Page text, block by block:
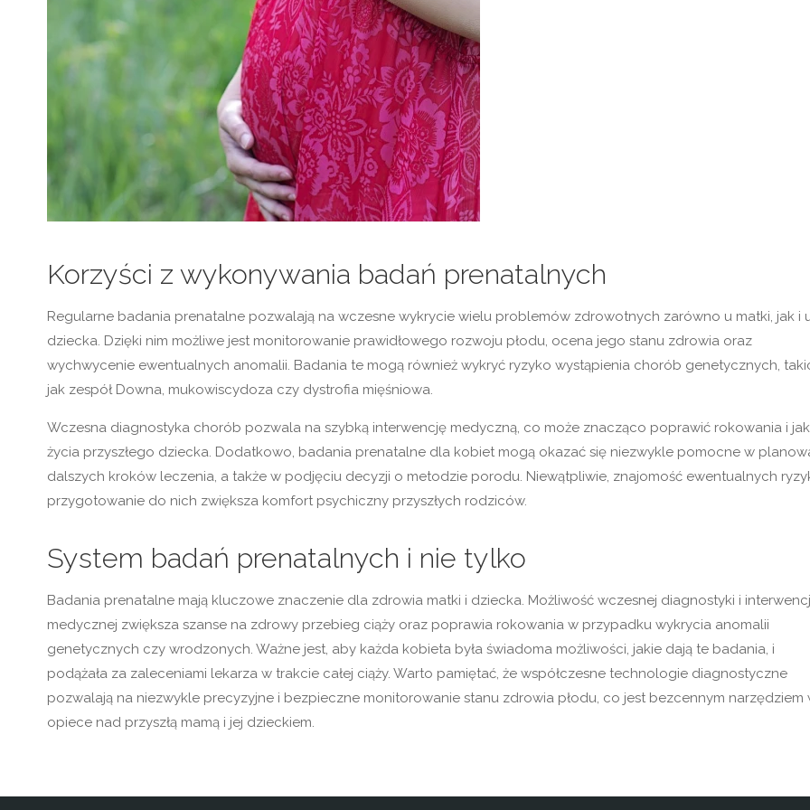
Korzyści z wykonywania badań prenatalnych
Regularne badania prenatalne pozwalają na wczesne wykrycie wielu problemów zdrowotnych zarówno u matki, jak i
dziecka. Dzięki nim możliwe jest monitorowanie prawidłowego rozwoju płodu, ocena jego stanu zdrowia oraz
wychwycenie ewentualnych anomalii. Badania te mogą również wykryć ryzyko wystąpienia chorób genetycznych,
jak zespół Downa, mukowiscydoza czy dystrofia mięśniowa.
Wczesna diagnostyka chorób pozwala na szybką interwencję medyczną, co może znacząco poprawić rokowania i
życia przyszłego dziecka. Dodatkowo, badania prenatalne dla kobiet mogą okazać się niezwykle pomocne w
dalszych kroków leczenia, a także w podjęciu decyzji o metodzie porodu. Niewątpliwie, znajomość ewentualnych
przygotowanie do nich zwiększa komfort psychiczny przyszłych rodziców.
System badań prenatalnych i nie tylko
Badania prenatalne mają kluczowe znaczenie dla zdrowia matki i dziecka. Możliwość wczesnej diagnostyki i
medycznej zwiększa szanse na zdrowy przebieg ciąży oraz poprawia rokowania w przypadku wykrycia anomalii
genetycznych czy wrodzonych. Ważne jest, aby każda kobieta była świadoma możliwości, jakie dają te badania, i
podążała za zaleceniami lekarza w trakcie całej ciąży. Warto pamiętać, że współczesne technologie diagnostyczne
pozwalają na niezwykle precyzyjne i bezpieczne monitorowanie stanu zdrowia płodu, co jest bezcennym narzędziem
opiece nad przyszłą mamą i jej dzieckiem.